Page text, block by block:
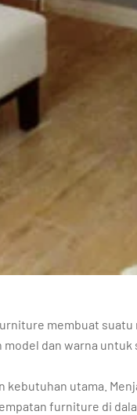
membuat
dan warna untuk
kebutuhan utama.
furniture di